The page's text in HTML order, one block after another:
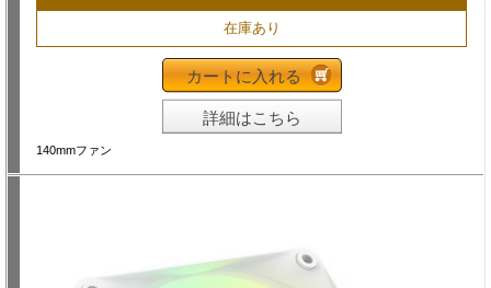
在庫あり
カートに入れる
詳細はこちら
140mmファン